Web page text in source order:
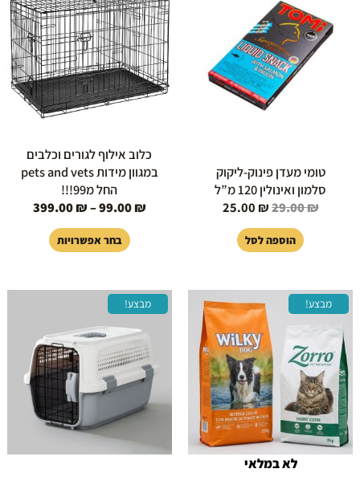
טומי מעדן פינוק-ליקוק
סלמון ואינולין 120 מ”ל
29.00₪
היה:
29.00 ₪.
25.00 ₪
הוספה לסל
כלוב אילוף לגורים וכלבים
במגוון מידות pets and vets
החל מ99!!!
99.00₪
–
399.00₪
עד
⁦399.00 ₪⁩
בחר אפשרויות
יש
מספר
סוגים.
ניתן
לבחור
את
האפשרויות
המוצר
מבצע!
לא במלאי
המקורי
היה:
500.00 ₪.
המחיר
הנוכחי
הוא:
399.99 ₪.
זה
יש
מספר
סוגים.
ניתן
לבחור
את
האפשרויות
בעמוד
מבצע!
היה:
199.00 ₪.
₪.